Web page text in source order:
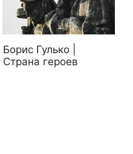
Борис Гулько |
Страна героев